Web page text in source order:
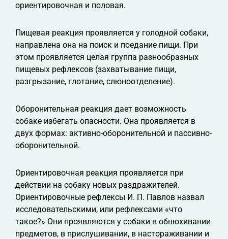
ориентировочная и половая.
Пищевая реакция проявляется у голодной собаки,
направлена она на поиск и поедание пищи. При
этом проявляется целая группа разнообразных
пищевых рефлексов (захватывание пищи,
разгрызание, глотание, слюноотделение).
Оборонительная реакция дает возможность
собаке избегать опасности. Она проявляется в
двух формах: активно-оборонительной и пассивно-
оборонительной.
Ориентировочная реакция проявляется при
действии на собаку новых раздражителей.
Ориентировочные рефлексы И. П. Павлов назвал
исследовательскими, или рефлексами «что
такое?» Они проявляются у собаки в обнюхивании
предметов, в прислушивании, в настораживании и